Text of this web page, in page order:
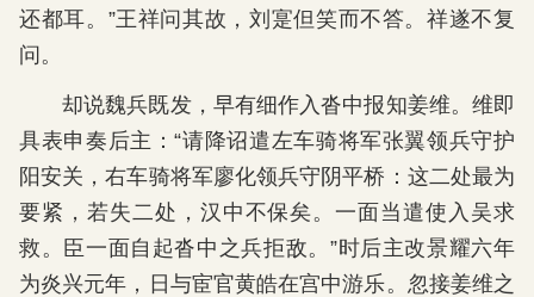
还都耳。”王祥问其故，刘寔但笑而不答。祥遂不复
问。
却说魏兵既发，早有细作入沓中报知姜维。维即
具表申奏后主：“请降诏遣左车骑将军张翼领兵守护
阳安关，右车骑将军廖化领兵守阴平桥：这二处最为
要紧，若失二处，汉中不保矣。一面当遣使入吴求
救。臣一面自起沓中之兵拒敌。”时后主改景耀六年
为炎兴元年，日与宦官黄皓在宫中游乐。忽接姜维之